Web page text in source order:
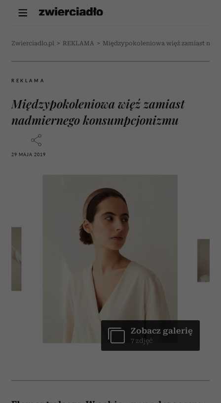
Zwierciadlo.pl > REKLAMA > Międzypokoleniowa więź zamiast
REKLAMA
Międzypokoleniowa więź zamiast
nadmiernego konsumpcjonizmu
29 MAJA 2019
Zobacz galerię
7 zdjęć